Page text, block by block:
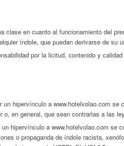
clase en cuanto al funcionamiento del
índole, que puedan derivarse de su
por la licitud, contenido y
hipervínculo a www.hotelvolao.com
en general, que sean contrarias a las
hipervínculo a www.hotelvolao.com se
o propaganda de índole racista,